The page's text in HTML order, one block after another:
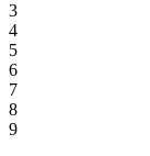
3
4
5
6
7
8
9